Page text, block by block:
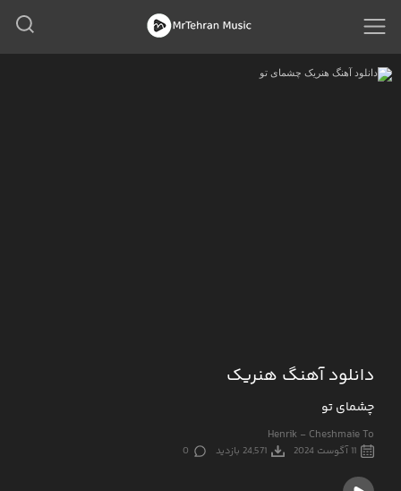
دانلود آهنگ هنریک
چشمای تو
Henrik - Cheshmaie To
11 آگوست 2024 24,571 بازدید 0